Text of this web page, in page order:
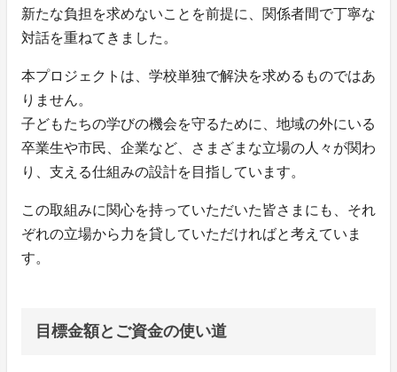
新たな負担を求めないことを前提に、関係者間で丁寧な
対話を重ねてきました。
本プロジェクトは、学校単独で解決を求めるものではあ
りません。
子どもたちの学びの機会を守るために、地域の外にいる
卒業生や市民、企業など、さまざまな立場の人々が関わ
り、支える仕組みの設計を目指しています。
この取組みに関心を持っていただいた皆さまにも、それ
ぞれの立場から力を貸していただければと考えていま
す。
目標金額とご資金の使い道